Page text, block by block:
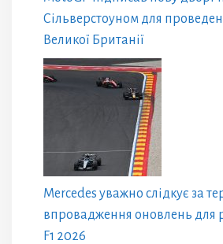
Сільверстоуном для
Великої Британії
Mercedes уважно слідкує за
впровадження оновлень для
F1 2026